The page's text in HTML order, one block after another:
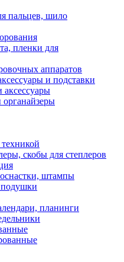
пальцев, шило
пленки для
аппаратов
и подставки
техникой
скобы для степлеров
штампы
планинги